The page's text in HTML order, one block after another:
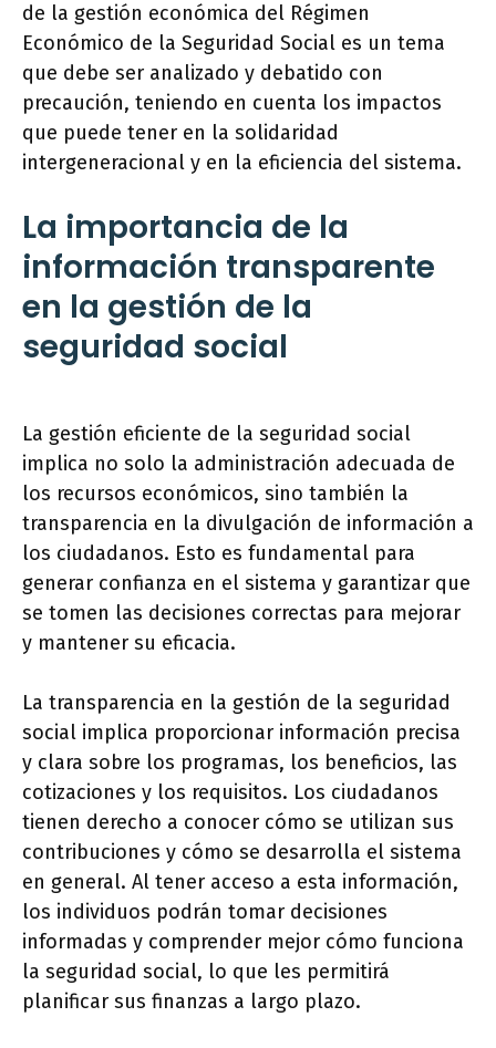
de la gestión económica del Régimen
Económico de la Seguridad Social es un tema
que debe ser analizado y debatido con
precaución, teniendo en cuenta los impactos
que puede tener en la solidaridad
intergeneracional y en la eficiencia del sistema.
La importancia de la
información transparente
en la gestión de la
seguridad social
La gestión eficiente de la seguridad social
implica no solo la administración adecuada de
los recursos económicos, sino también la
transparencia en la divulgación de información a
los ciudadanos. Esto es fundamental para
generar confianza en el sistema y garantizar que
se tomen las decisiones correctas para mejorar
y mantener su eficacia.
La transparencia en la gestión de la seguridad
social implica proporcionar información precisa
y clara sobre los programas, los beneficios, las
cotizaciones y los requisitos. Los ciudadanos
tienen derecho a conocer cómo se utilizan sus
contribuciones y cómo se desarrolla el sistema
en general. Al tener acceso a esta información,
los individuos podrán tomar decisiones
informadas y comprender mejor cómo funciona
la seguridad social, lo que les permitirá
planificar sus finanzas a largo plazo.